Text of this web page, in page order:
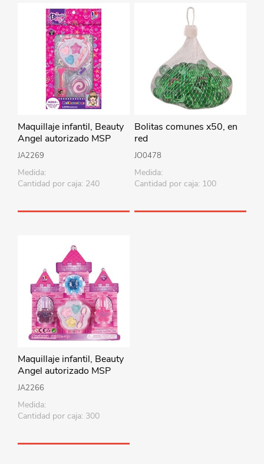
Maquillaje infantil, Beauty
Angel autorizado MSP
JA2269
Medida:
Cantidad por caja: 240
Bolitas comunes x50, en
red
JO0478
Medida:
Cantidad por caja: 100
Maquillaje infantil, Beauty
Angel autorizado MSP
JA2266
Medida:
Cantidad por caja: 300